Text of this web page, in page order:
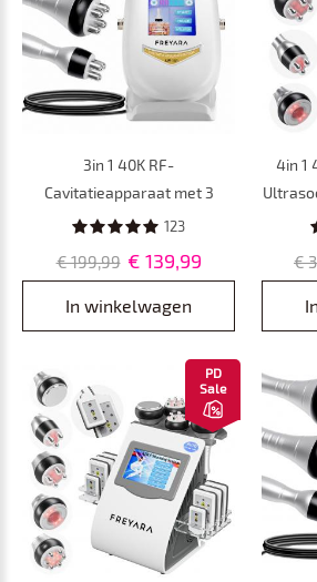
3in 1 40K RF-
Cavitatieapparaat met 3
Massagekoppen – Afslank- en
voor Buikvet, Taille, Armen,
Benen en Billen, met
Netvoeding
123
€ 199,99 € 139,99
In winkelwagen
4in 1
€
PD
Sale